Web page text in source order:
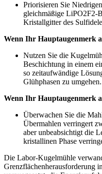
Priorisieren Sie
gleichmäßige LiPO2F2-
Kristallgitter des
Wenn Ihr Hauptaugenmerk
Nutzen Sie die
Beschichtung in einem
so zeitaufwändige
Glühphasen zu umgehen.
Wenn Ihr Hauptaugenmerk
Überwachen Sie die
Übermahlen verringert
aber unbeabsichtigt die
kristallinen Phase
Die Labor-Kugelmühle
Grenzflächenherausforderung